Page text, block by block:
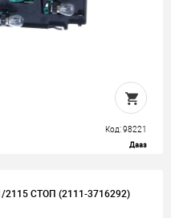
Код: 98221
Дааз
СТОП (2111-3716292)